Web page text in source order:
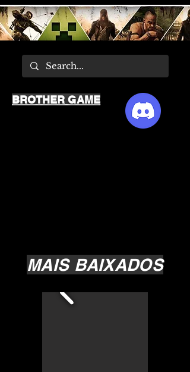
MAIS BAIXADOS
BROTHER GAME